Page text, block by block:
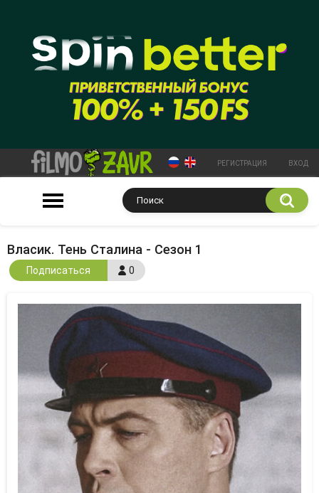
РЕГИСТРАЦИЯ ВХОД
Власик. Тень Сталина - Сезон 1
0
Подписаться